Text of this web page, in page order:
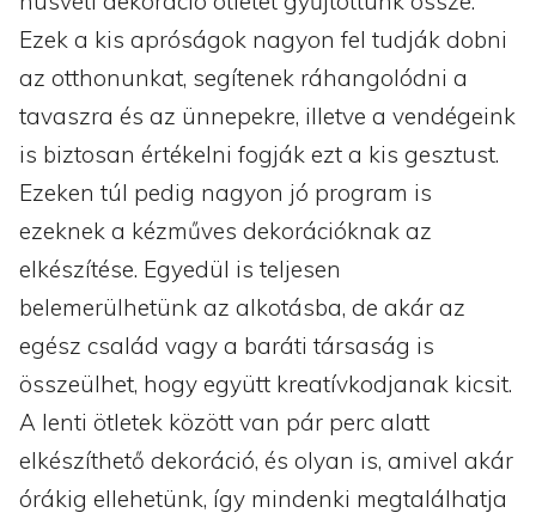
Ezek a kis apróságok nagyon fel tudják dobni
az otthonunkat, segítenek ráhangolódni a
tavaszra és az ünnepekre, illetve a vendégeink
is biztosan értékelni fogják ezt a kis gesztust.
Ezeken túl pedig nagyon jó program is
ezeknek a kézműves dekorációknak az
elkészítése. Egyedül is teljesen
belemerülhetünk az alkotásba, de akár az
egész család vagy a baráti társaság is
összeülhet, hogy együtt kreatívkodjanak kicsit.
A lenti ötletek között van pár perc alatt
elkészíthető dekoráció, és olyan is, amivel akár
órákig ellehetünk, így mindenki megtalálhatja